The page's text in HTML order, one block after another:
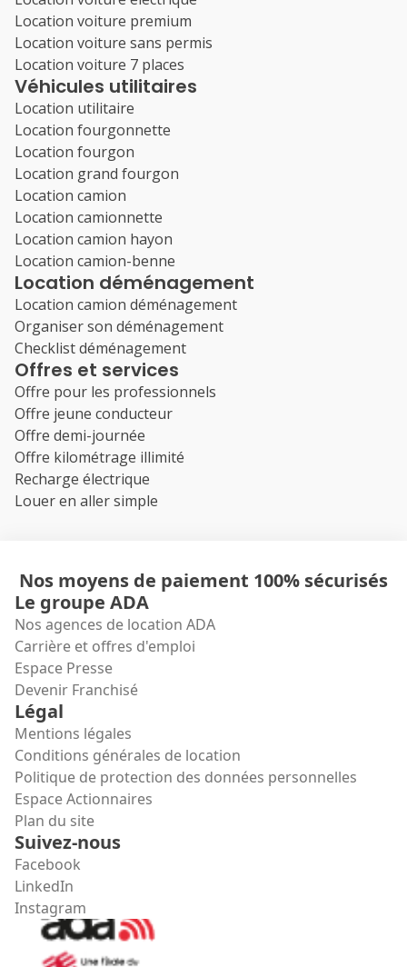
Location voiture premium
Location voiture sans permis
Location voiture 7 places
Véhicules utilitaires
Location utilitaire
Location fourgonnette
Location fourgon
Location grand fourgon
Location camion
Location camionnette
Location camion hayon
Location camion-benne
Location déménagement
Location camion déménagement
Organiser son déménagement
Checklist déménagement
Offres et services
Offre pour les professionnels
Offre jeune conducteur
Offre demi-journée
Offre kilométrage illimité
Recharge électrique
Louer en aller simple
Nos moyens de paiement 100% sécurisés
Le groupe ADA
Nos agences de location ADA
Carrière et offres d'emploi
Espace Presse
Devenir Franchisé
Légal
Mentions légales
Conditions générales de location
Politique de protection des données personnelles
Espace Actionnaires
Plan du site
Suivez-nous
Facebook
LinkedIn
Instagram